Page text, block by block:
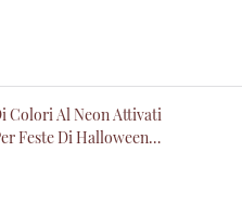
Colori Al Neon Attivati
Feste Di Halloween